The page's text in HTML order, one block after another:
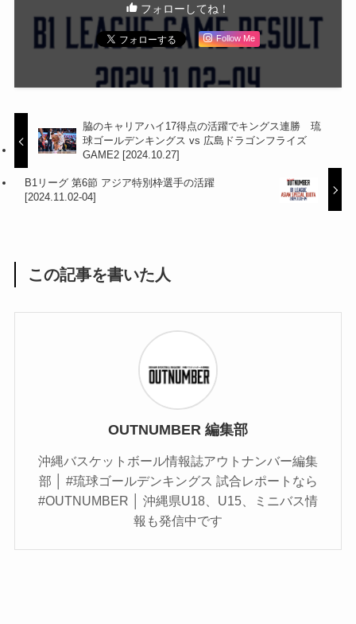
フォローしてね！
Follow Me
脇のキャリアハイ17得点の活躍でキングス連勝 琉
球ゴールデンキングス vs 広島ドラゴンフライズ
GAME2 [2024.10.27]
B1リーグ 第6節 アジア特別枠選手の活躍
[2024.11.02-04]
この記事を書いた人
OUTNUMBER 編集部
沖縄バスケットボール情報誌アウトナンバー編集
部 │ #琉球ゴールデンキングス 試合レポートなら
#OUTNUMBER │ 沖縄県U18、U15、ミニバス情
報も発信中です